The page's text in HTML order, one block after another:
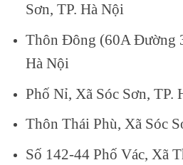
Sơn, TP. Hà Nội
Thôn Đông (60A Đường
Hà Nội
Phố Nỉ, Xã Sóc Sơn, TP.
Thôn Thái Phù, Xã Sóc
Số 142-44 Phố Vác, Xã